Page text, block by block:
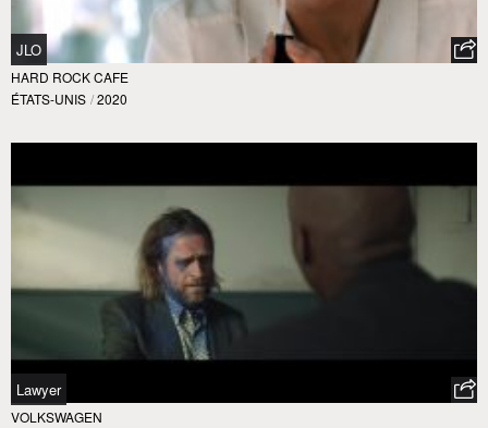
JLO
HARD ROCK CAFE
ÉTATS-UNIS / 2020
Lawyer
VOLKSWAGEN